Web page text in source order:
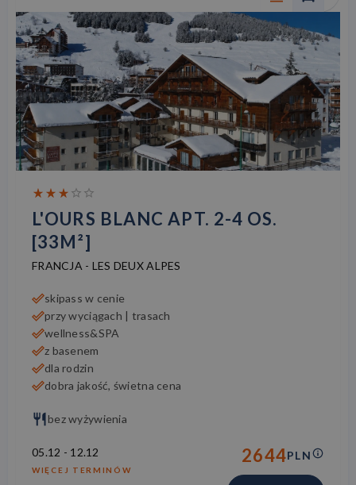
L'OURS BLANC APT. 2-4 OS.
[33M²]
FRANCJA - LES DEUX ALPES
skipass w cenie
przy wyciągach | trasach
wellness&SPA
z basenem
dla rodzin
dobra jakość, świetna cena
bez wyżywienia
05.12 - 12.12
WIĘCEJ TERMINÓW
2644PLN